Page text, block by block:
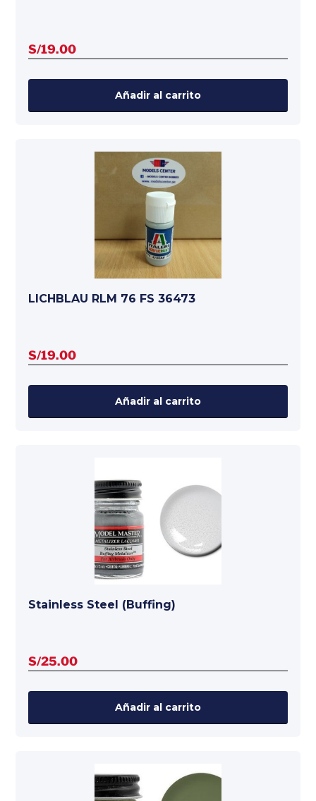
S/19.00
Añadir al carrito
LICHBLAU RLM 76 FS 36473
S/19.00
Añadir al carrito
Stainless Steel (Buffing)
S/25.00
Añadir al carrito